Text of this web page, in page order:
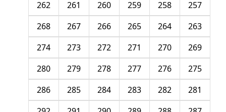
257
258
259
260
261
262
263
264
265
266
267
268
269
270
271
272
273
274
275
276
277
278
279
280
281
282
283
284
285
286